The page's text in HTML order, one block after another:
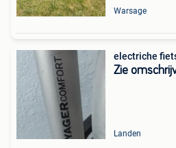
Warsage
electriche
Zie
Landen